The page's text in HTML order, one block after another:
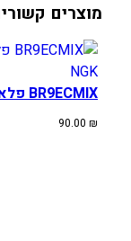
מוצרים
BR9ECMIX פלאג NGK
90.00 ₪